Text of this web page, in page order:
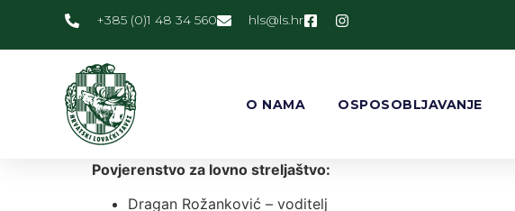
+385 (0)1 48 34 560 rh.sl
@slh
O NAMA OSPOSOBLJAVANJE
Povjerenstvo za lovno streljaštvo:
Dragan Rožanković – voditelj